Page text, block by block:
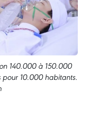
140.000 à 150.000
pour 10.000 habitants.